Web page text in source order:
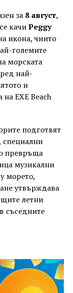
за 8 август,
качиPeggy
икона, чиито
големите
морската
най-
и
EXE Beach
подготвят
специални
превръща
музикални
морето,
утвърждава
летни
съседните